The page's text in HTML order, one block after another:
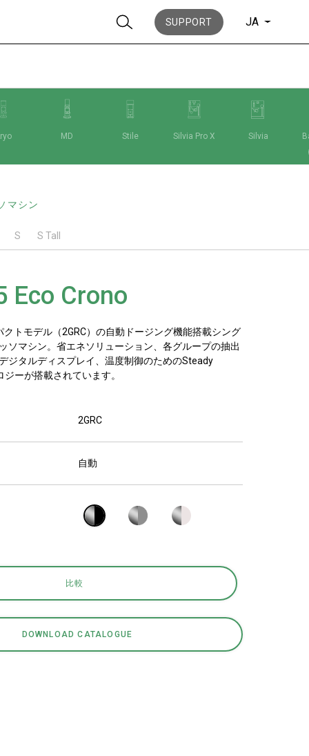
SUPPORT JA
MD Stile Silvia Pro X Silvia
マシン
S S Tall
Eco Crono
トモデル（2GRC）の自動ドージング機能搭載シング
ソマシン。省エネソリューション、各グループの抽出
ジタルディスプレイ、温度制御のためのSteady
ーが搭載されています。
2GRC
自動
比較
DOWNLOAD CATALOGUE
ニュース
歴史
研究室紹介
サスティナビ
リティ
接続
お問い合わせ